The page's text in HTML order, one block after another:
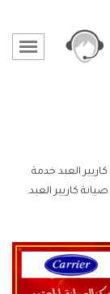
العبد خدمة
كاريير العبد.